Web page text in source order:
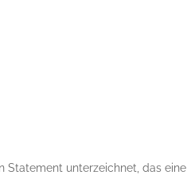
Statement unterzeichnet, das eine